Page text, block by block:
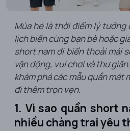
Mùa hè là thời điểm lý
lịch biển cùng bạn bè hoặc
short nam đi biển thoải mái
vận động, vui chơi và thư
khám phá các mẫu quần mát
đi thêm trọn vẹn.
1. Vì sao quần short
nhiều chàng trai yêu